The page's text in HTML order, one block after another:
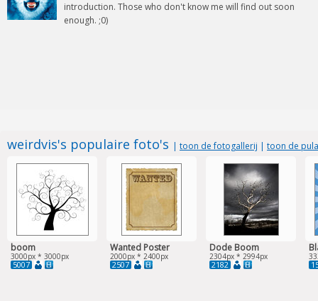
introduction. Those who don't know me will find out soon
enough. ;0)
weirdvis's populaire foto's | toon de fotogallerij | toon de
boom
3000px * 3000px
5007
Wanted Poster
2000px * 2400px
2507
Dode Boom
2304px * 2994px
2182